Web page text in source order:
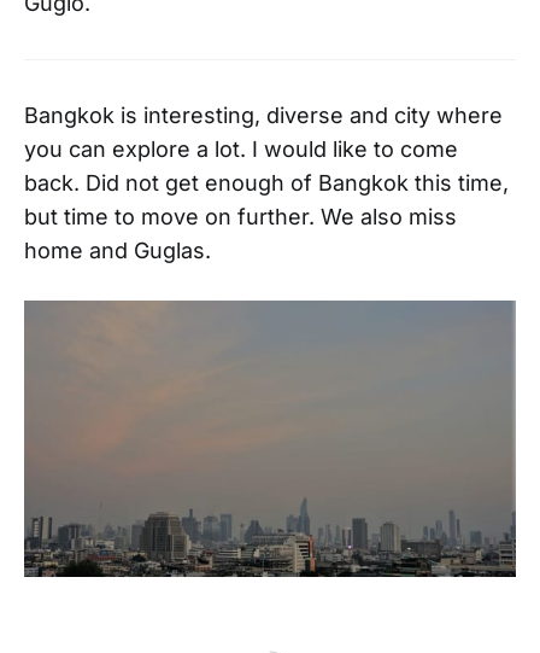
Bangkok is interesting, diverse and city where
you can explore a lot. I would like to come
back. Did not get enough of Bangkok this time,
but time to move on further. We also miss
home and Guglas.